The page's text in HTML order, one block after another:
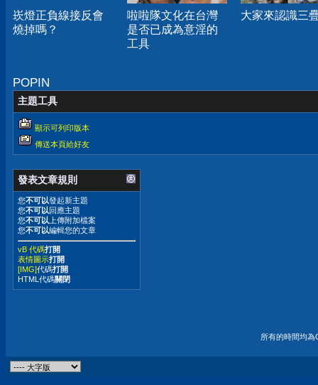
崁燈正負線接反會
燒掉嗎？
啦啦隊文化在台灣
是否已成為意淫的
工具
大家來認識三
POPIN
主題工具
顯示可列印版本
傳送本頁給好友
發表文章規則
您不可以發起新主題
您不可以 回應主題
您不可以 上傳附加檔案
您不可以編輯您的文章
vB 代碼打開
表情圖示打開
[IMG]代碼打開
HTML代碼關閉
所有的時間均為